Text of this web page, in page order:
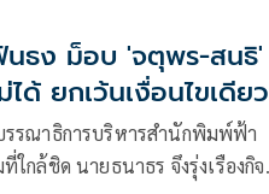
นธง ม็อบ 'จตุพร-สนธิ'
ได้ ยกเว้นเงื่อนไขเดียว
รณาธิการบริหารสำนักพิมพ์ฟ้า
ใกล้ชิด นายธนาธร จึงรุ่งเรืองกิจ